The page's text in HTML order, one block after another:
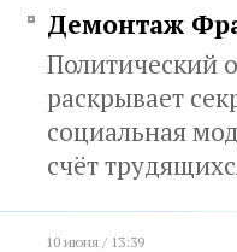
Демонтаж
Политический
раскрывает
социальная
счёт
10 июня / 13:39